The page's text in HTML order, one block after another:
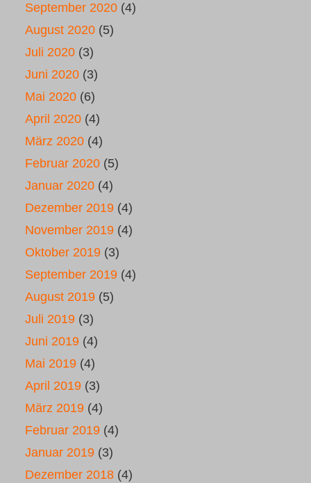
September 2020 (4)
August 2020 (5)
Juli 2020 (3)
Juni 2020 (3)
Mai 2020 (6)
April 2020 (4)
März 2020 (4)
Februar 2020 (5)
Januar 2020 (4)
Dezember 2019 (4)
November 2019 (4)
Oktober 2019 (3)
September 2019 (4)
August 2019 (5)
Juli 2019 (3)
Juni 2019 (4)
Mai 2019 (4)
April 2019 (3)
März 2019 (4)
Februar 2019 (4)
Januar 2019 (3)
Dezember 2018 (4)